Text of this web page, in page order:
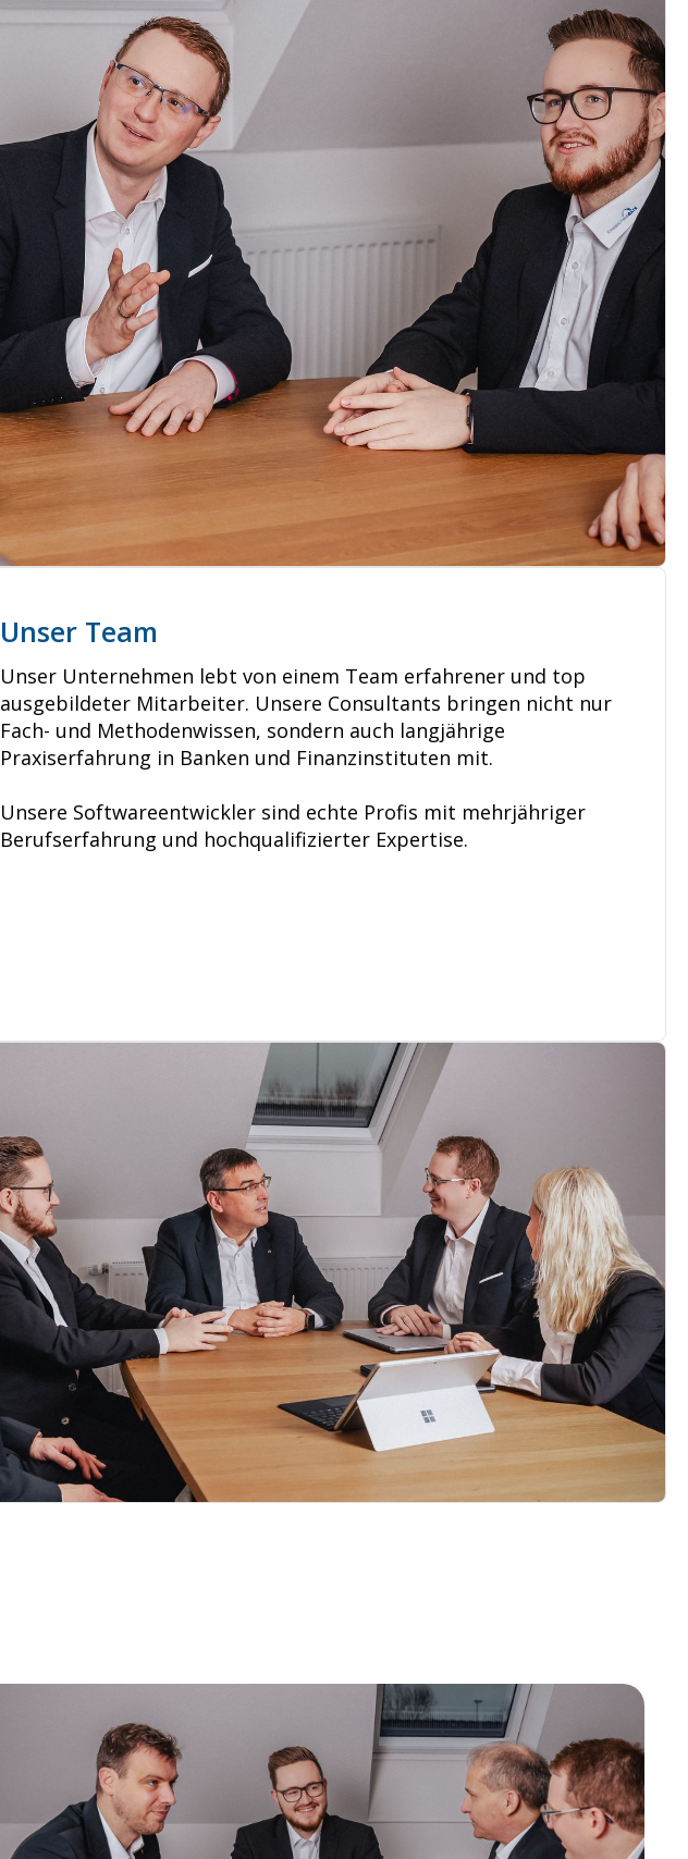
Unser Team
Unser Unternehmen lebt von einem Team erfahrener und top
ausgebildeter Mitarbeiter. Unsere Consultants bringen nicht nur
Fach- und Methodenwissen, sondern auch langjährige
Praxiserfahrung in Banken und Finanzinstituten mit.
Unsere Softwareentwickler sind echte Profis mit mehrjähriger
Berufserfahrung und hochqualifizierter Expertise.